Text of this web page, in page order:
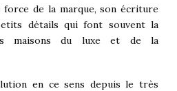
force de la marque, son écriture
détails qui font souvent la
maisons du luxe et de la
en ce sens depuis le très